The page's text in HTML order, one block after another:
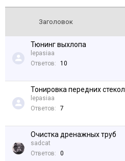
Заголовок
Тюнинг выхлопа
lepasiaa
Ответов:
10
Тонировка передних стекол
lepasiaa
Ответов:
7
Очистка дренажных труб
sadcat
Ответов:
0